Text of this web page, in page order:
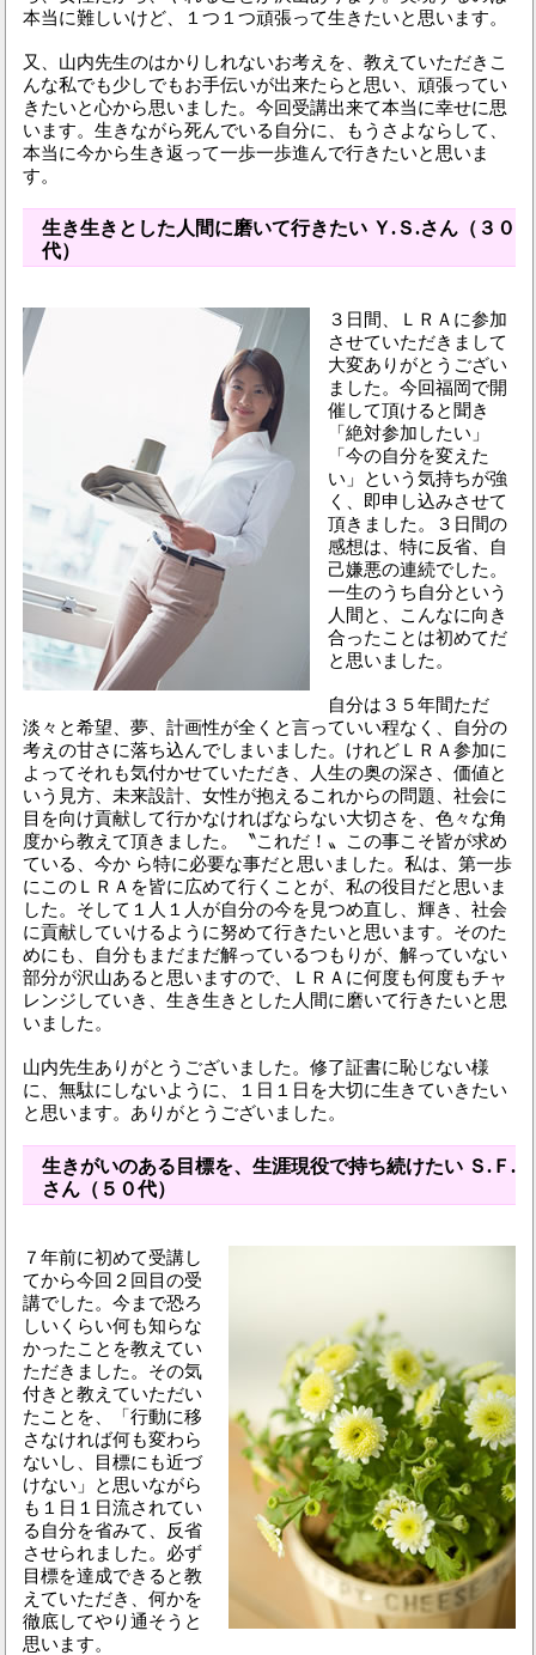
本当に難しいけど、１つ１つ頑張って生きたいと思います。
又、山内先生のはかりしれないお考えを、教えていただきこ
んな私でも少しでもお手伝いが出来たらと思い、頑張ってい
きたいと心から思いました。今回受講出来て本当に幸せに思
います。生きながら死んでいる自分に、もうさよならして、
本当に今から生き返って一歩一歩進んで行きたいと思いま
す。
生き生きとした人間に磨いて行きたい Ｙ.Ｓ.さん（３０
代）
３日間、ＬＲＡに参加
させていただきまして
大変ありがとうござい
ました。今回福岡で開
催して頂けると聞き
「絶対参加したい」
「今の自分を変えた
い」という気持ちが強
く、即申し込みさせて
頂きました。３日間の
感想は、特に反省、自
己嫌悪の連続でした。
一生のうち自分という
人間と、こんなに向き
合ったことは初めてだ
と思いました。
自分は３５年間ただ
淡々と希望、夢、計画性が全くと言っていい程なく、自分の
考えの甘さに落ち込んでしまいました。けれどＬＲＡ参加に
よってそれも気付かせていただき、人生の奥の深さ、価値と
いう見方、未来設計、女性が抱えるこれからの問題、社会に
目を向け貢献して行かなければならない大切さを、色々な角
度から教えて頂きました。〝これだ！〟この事こそ皆が求め
ている、今か ら特に必要な事だと思いました。私は、第一歩
にこのＬＲＡを皆に広めて行くことが、私の役目だと思いま
した。そして１人１人が自分の今を見つめ直し、輝き、社会
に貢献していけるように努めて行きたいと思います。そのた
めにも、自分もまだまだ解っているつもりが、解っていない
部分が沢山あると思いますので、ＬＲＡに何度も何度もチャ
レンジしていき、生き生きとした人間に磨いて行きたいと思
いました。
山内先生ありがとうございました。修了証書に恥じない様
に、無駄にしないように、１日１日を大切に生きていきたい
と思います。ありがとうございました。
生きがいのある目標を、生涯現役で持ち続けたい Ｓ.Ｆ.
さん（５０代）
７年前に初めて受講し
てから今回２回目の受
講でした。今まで恐ろ
しいくらい何も知らな
かったことを教えてい
ただきました。その気
付きと教えていただい
たことを、「行動に移
さなければ何も変わら
ないし、目標にも近づ
けない」と思いながら
も１日１日流されてい
る自分を省みて、反省
させられました。必ず
目標を達成できると教
えていただき、何かを
徹底してやり通そうと
思います。